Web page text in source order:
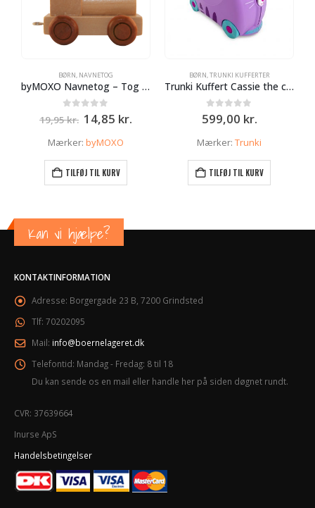
BØRN, NAVNETOG
byMOXO Navnetog – Tog – Lokomotiv
ud af 5
19,95kr. Den
oprindelige
pris
var:
19,95 kr..
14,85 kr.Den
Mærker: byMOXO
TILFØJ TIL KURV
BØRN,TRUNKI KUFFERTER
Trunki Kuffert Cassie the cat
0ud af 5
599,00 kr.
Mærker: Trunki
TILFØJ TIL KURV
Kan vi hjælpe?
KONTAKTINFORMATION
Adresse: Borgergade 23 B, 7200 Grindsted
Tlf: 70202095
Mail: info@boernelageret.dk
Telefontid: Mandag - Fredag: 8 til 18
Du kan sende os en mail eller handle her på siden døgnet rundt.
CVR: 37639664
Inurse ApS
Handelsbetingelser